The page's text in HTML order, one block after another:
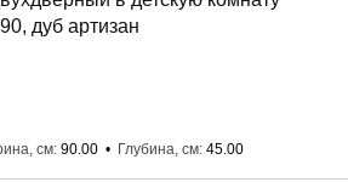
дуб артизан
см 90.00 Глубина, см 45.00